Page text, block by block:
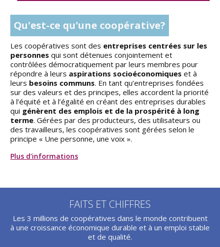
Qu'est-ce qu'une coopérative?
Les coopératives sont des entreprises centrées sur les
personnes qui sont détenues conjointement et
contrôlées démocratiquement par leurs membres pour
répondre à leurs aspirations socioéconomiques et à
leurs besoins communs. En tant qu’entreprises fondées
sur des valeurs et des principes, elles accordent la priorité
à l’équité et à l’égalité en créant des entreprises durables
qui génèrent des emplois et de la prospérité à long
terme. Gérées par des producteurs, des utilisateurs ou
des travailleurs, les coopératives sont gérées selon le
principe « Une personne, une voix ».
Plus d'informations
FAITS ET CHIFFRES
Les 3 millions de coopératives dans le monde contribuent
à une croissance économique durable et à un emploi stable
et de qualité.